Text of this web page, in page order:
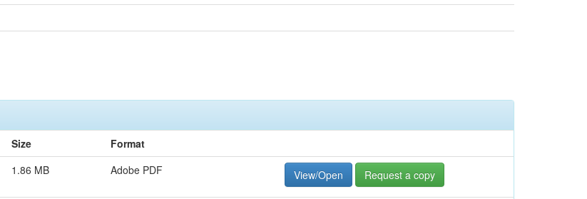
Size
Format
1.86 MB Adobe PDF View/Open Request a copy